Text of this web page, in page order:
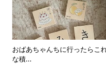
おばあちゃんちに行ったらこ
な積...